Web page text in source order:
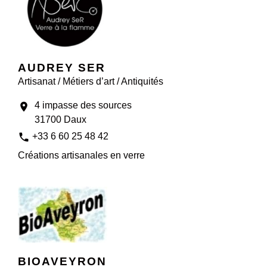
AUDREY SER
Artisanat / Métiers d’art / Antiquités
location_on
4 impasse des sources
31700 Daux
phone +33 6 60 25 48 42
Créations artisanales en verre
BIOAVEYRON